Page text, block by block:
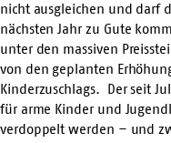
nicht ausgleichen und darf
nächsten Jahr zu Gute
unter den massiven
von den geplanten
Kinderzuschlags. Der seit
für arme Kinder und
verdoppelt werden – und